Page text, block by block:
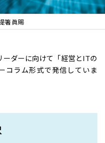
箸 眞賜
ダーに向けて「経営とITの
コラム形式で発信していま